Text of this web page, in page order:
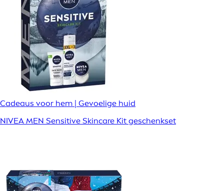
Cadeaus voor hem | Gevoelige huid
NIVEA MEN Sensitive Skincare Kit geschenkset